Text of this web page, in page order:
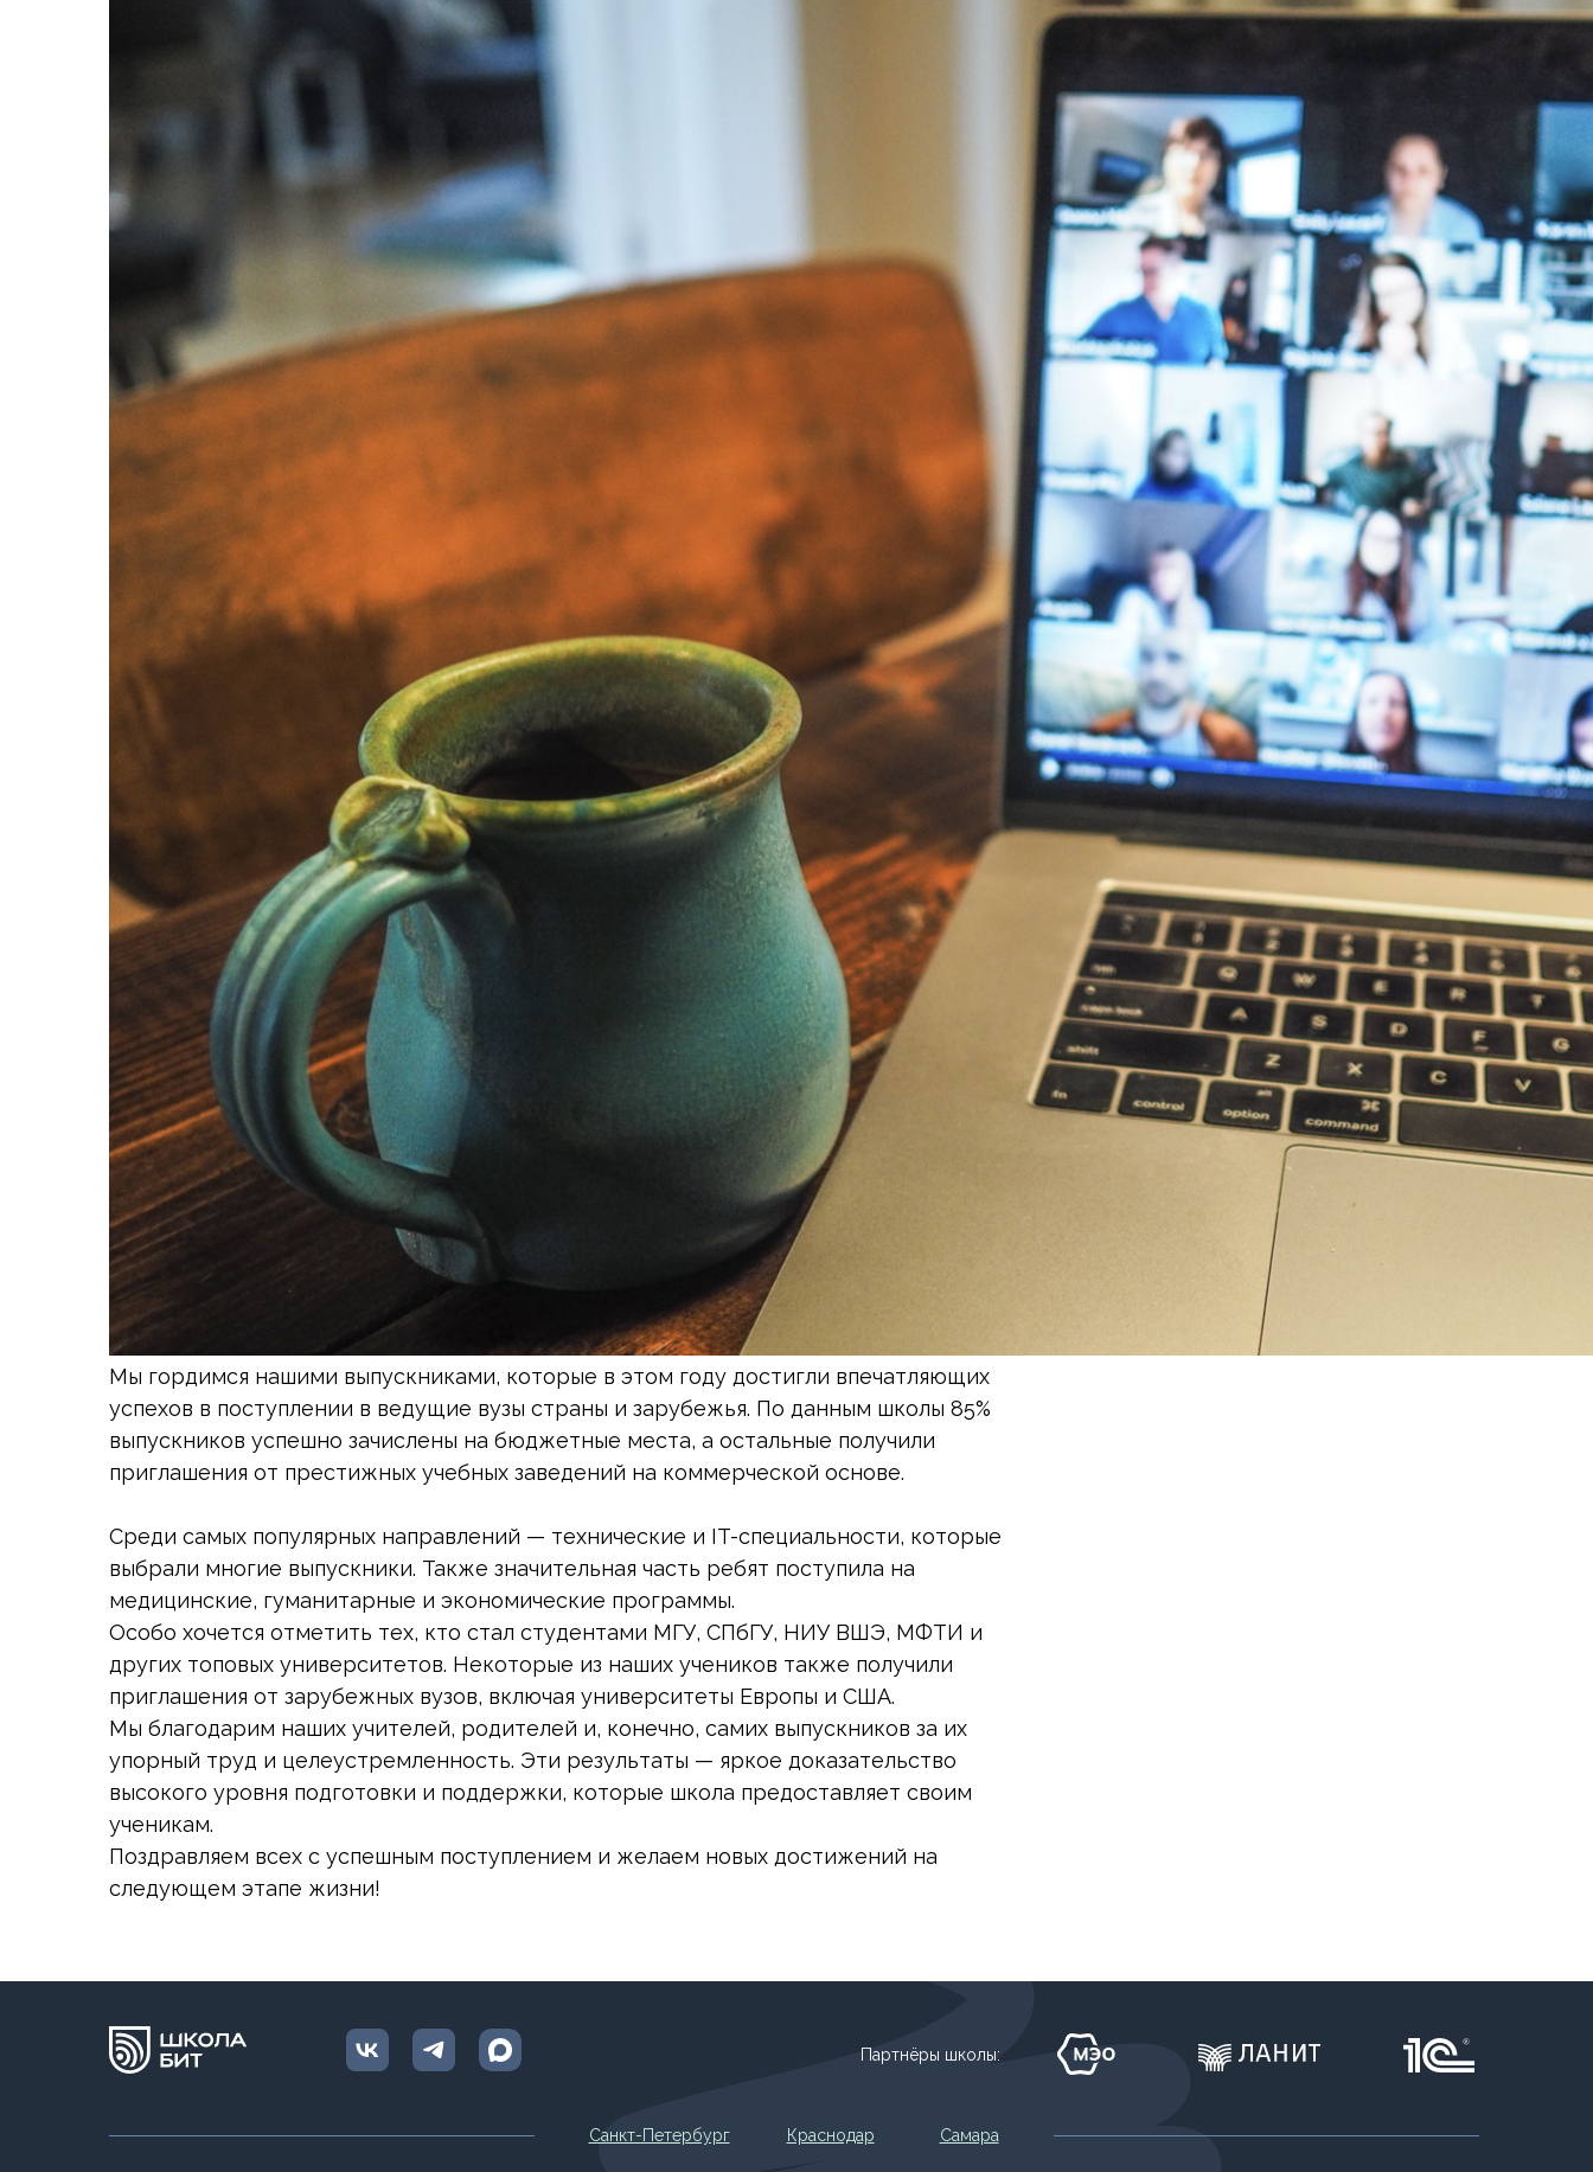
Мы гордимся нашими выпускниками, которые в этом году достигли впечатляющих
успехов в поступлении в ведущие вузы страны и зарубежья. По данным школы 85%
выпускников успешно зачислены на бюджетные места, а остальные получили
приглашения от престижных учебных заведений на коммерческой основе.
Среди самых популярных направлений — технические и IT-специальности, которые
выбрали многие выпускники. Также значительная часть ребят поступила на
медицинские, гуманитарные и экономические программы.
Особо хочется отметить тех, кто стал студентами МГУ, СПбГУ, НИУ ВШЭ, МФТИ и
других топовых университетов. Некоторые из наших учеников также получили
приглашения от зарубежных вузов, включая университеты Европы и США.
Мы благодарим наших учителей, родителей и, конечно, самих выпускников за их
упорный труд и целеустремленность. Эти результаты — яркое доказательство
высокого уровня подготовки и поддержки, которые школа предоставляет своим
ученикам.
Поздравляем всех с успешным поступлением и желаем новых достижений на
следующем этапе жизни!
Партнёры школы:
Самара
Краснодар
Санкт-Петербург